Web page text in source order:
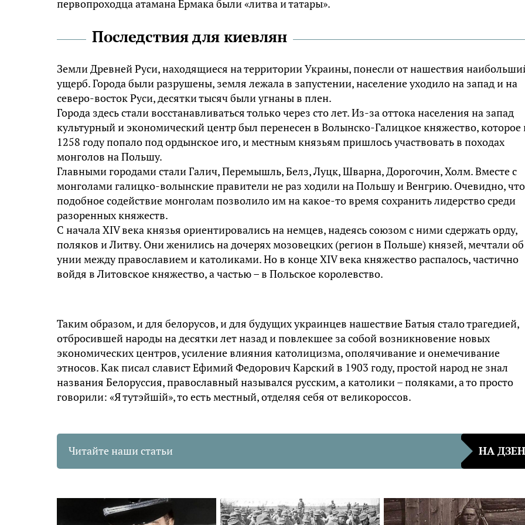
первопроходца атамана Ермака были «литва и татары».
Последствия для киевлян
Земли Древней Руси, находящиеся на территории Украины, понесли от нашествия
ущерб. Города были разрушены, земля лежала в запустении, население уходило на запад и на
северо-восток Руси, десятки тысяч были угнаны в плен.
Города здесь стали восстанавливаться только через сто лет. Из-за оттока населения на запад
культурный и экономический центр был перенесен в Волынско-Галицкое княжество, которое
1258 году попало под ордынское иго, и местным князьям пришлось участвовать в походах
монголов на Польшу.
Главными городами стали Галич, Перемышль, Белз, Луцк, Шварна, Дорогочин, Холм. Вместе с
монголами галицко-волынские правители не раз ходили на Польшу и Венгрию. Очевидно, что
подобное содействие монголам позволило им на какое-то время сохранить лидерство среди
разоренных княжеств.
С начала XIV века князья ориентировались на немцев, надеясь союзом с ними сдержать орду,
поляков и Литву. Они женились на дочерях мозовецких (регион в Польше) князей, мечтали об
унии между православием и католиками. Но в конце XIV века княжество распалось, частично
войдя в Литовское княжество, а частью – в Польское королевство.
Таким образом, и для белорусов, и для будущих украинцев нашествие Батыя стало трагедией,
отбросившей народы на десятки лет назад и повлекшее за собой возникновение новых
экономических центров, усиление влияния католицизма, ополячивание и онемечивание
этносов. Как писал славист Ефимий Федорович Карский в 1903 году, простой народ не знал
названия Белоруссия, православный назывался русским, а католики – поляками, а то просто
говорили: «Я тутэйшій», то есть местный, отделяя себя от великороссов.
Читайте наши статьи НА ДЗЕН